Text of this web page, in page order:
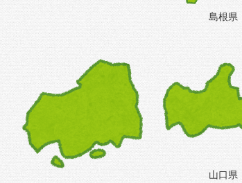
島根県
山口県